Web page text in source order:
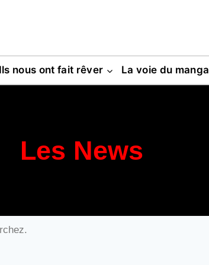
Ils nous ont fait rêver La voie du manga
Les News